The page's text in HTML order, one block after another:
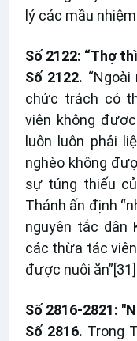
lý các mầu
Số 2122: “Thợ
Số 2122.
chức trách có
viên không
luôn luôn phải
nghèo không
sự túng thiếu
Thánh ấn định
nguyên tắc dân
các thừa tác
được nuôi ăn”[31]
Số 2816-2821:
Số 2816. Trong